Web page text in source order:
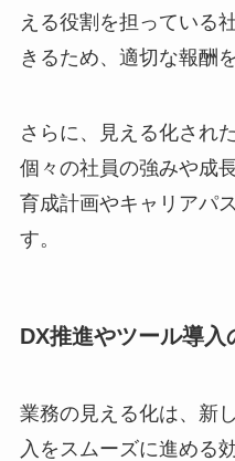
える役割を担っている
きるため、適切な報酬
さらに、見える化され
個々の社員の強みや成
育成計画やキャリアパ
す。
DX推進やツール導入
業務の見える化は、新
入をスムーズに進める